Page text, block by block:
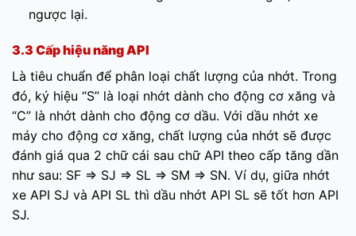
ngược lại.
3.3 Cấp hiệu năng API
Là tiêu chuẩn để phân loại chất lượng của nhớt. Trong
đó, ký hiệu “S” là loại nhớt dành cho động cơ xăng và
“C” là nhớt dành cho động cơ dầu. Với dầu nhớt xe
máy cho động cơ xăng, chất lượng của nhớt sẽ được
đánh giá qua 2 chữ cái sau chữ API theo cấp tăng dần
như sau: SF => SJ => SL => SM => SN. Ví dụ, giữa nhớt
xe API SJ và API SL thì dầu nhớt API SL sẽ tốt hơn API
SJ.